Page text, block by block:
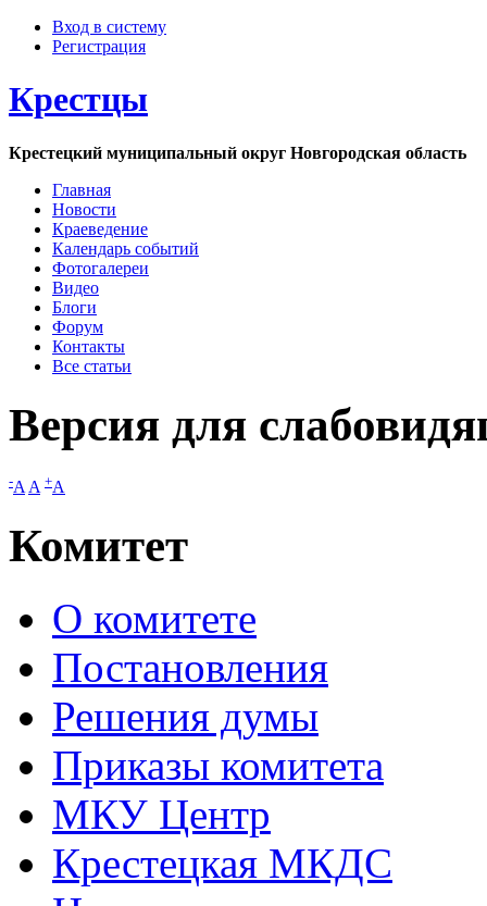
Вход в систему
Регистрация
Крестцы
Крестецкий муниципальный округ Новгородская область
Главная
Новости
Краеведение
Календарь событий
Фотогалереи
Видео
Блоги
Форум
Контакты
Все статьи
Версия для
-A A +A
Комитет
О комитете
Постановления
Решения думы
Приказы комитета
МКУ Центр
Крестецкая МКДС